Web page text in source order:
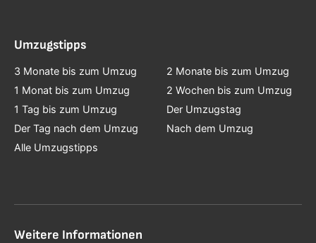
Umzugstipps
3 Monate bis zum Umzug
1 Monat bis zum Umzug
1 Tag bis zum Umzug
Der Tag nach dem Umzug
Alle Umzugstipps
2 Monate bis zum Umzug
2 Wochen bis zum Umzug
Der Umzugstag
Nach dem Umzug
Weitere Informationen